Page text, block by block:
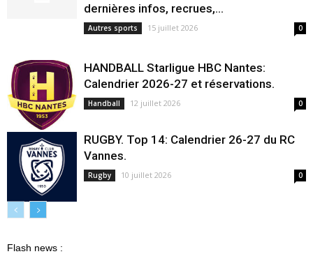
dernières infos, recrues,...
Autres sports 15 juillet 2026 0
HANDBALL Starligue HBC Nantes:
Calendrier 2026-27 et réservations.
Handball 12 juillet 2026 0
RUGBY. Top 14: Calendrier 26-27 du RC
Vannes.
Rugby 10 juillet 2026 0
Flash news :